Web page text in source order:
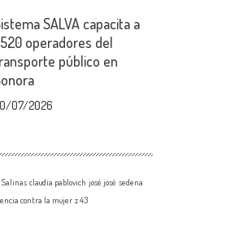
SALVA capacita a
operadores del
público en
07/2026
claudia pablovich josé josé sedena
contra la mujer z 43